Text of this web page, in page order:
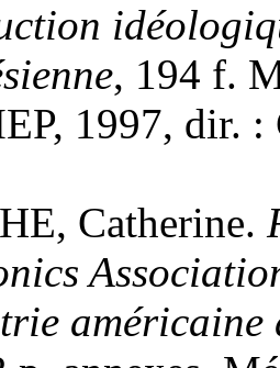
, 194 f.
1997, dir.
Catherine.
américaine